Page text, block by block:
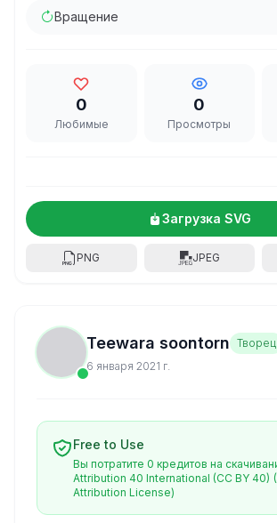
Вращение
0
Любимые
0
Просмотры
Загрузка SVG
PNG JPEG
Teewara soontorn Творец
6 января 2021 г.
Free to Use
Вы потратите 0 кредитов на
Attribution 40 International (CC BY 40)
Attribution License)